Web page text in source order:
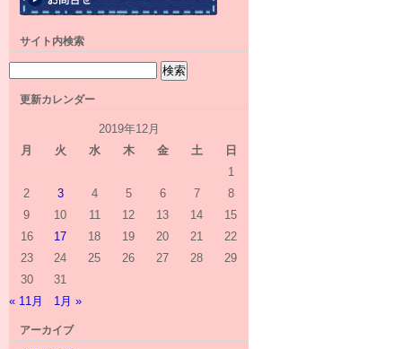
サイト内検索
更新カレンダー
2019年12月
月
火 水 木 金 土
日
1
2
3 4 5 6 7
8
9
10 11 12 13 14
15
16
17 18 19 20 21
22
23
24 25 26 27 28
29
30
31
« 11月
1月 »
アーカイブ